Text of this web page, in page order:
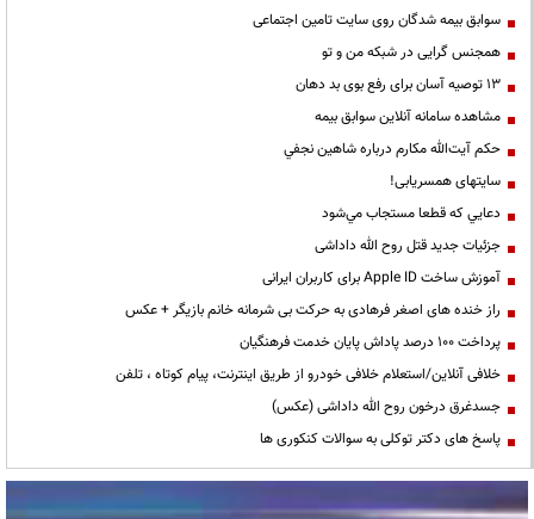
سوابق بیمه شدگان روی سایت تامین اجتماعی
همجنس گرایی در شبکه من و تو
13 توصیه آسان برای رفع بوی بد دهان
مشاهده سامانه آنلاين سوابق بیمه
حكم آيت‌الله مكارم درباره شاهين نجفي
سایتهای همسریابی!
دعايي كه قطعا مستجاب مي‌شود
جزئیات جدید قتل روح الله داداشی
آموزش ساخت Apple ID برای کاربران ایرانی
راز خنده های اصغر فرهادی به حرکت بی شرمانه خانم بازیگر + عکس
پرداخت ۱۰۰ درصد پاداش پایان خدمت فرهنگیان
خلافی آنلاین/استعلام خلافی خودرو از طریق اینترنت، پیام کوتاه ، تلفن
جسدغرق درخون روح الله داداشی (عکس)
پاسخ های دکتر توکلی به سوالات کنکوری ها